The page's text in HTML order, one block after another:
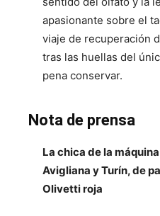
apasionante sobre el
viaje de recuperación
tras las huellas del
pena conservar.
Nota de prensa
La chica de la
Avigliana y Turín, de
Olivetti roja